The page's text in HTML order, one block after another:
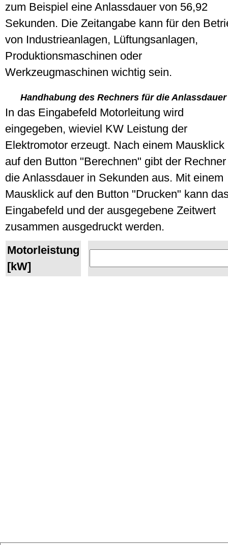
zum Beispiel eine Anlassdauer von 56,92
Sekunden. Die Zeitangabe kann für den
von Industrieanlagen, Lüftungsanlagen,
Produktionsmaschinen oder
Werkzeugmaschinen wichtig sein.
Handhabung des Rechners für die Anlassdauer
In das Eingabefeld Motorleitung wird
eingegeben, wieviel KW Leistung der
Elektromotor erzeugt. Nach einem Mausklick
auf den Button "Berechnen" gibt der Rechner
die Anlassdauer in Sekunden aus. Mit einem
Mausklick auf den Button "Drucken" kann
Eingabefeld und der ausgegebene Zeitwert
zusammen ausgedruckt werden.
Motorleistung
[kW]